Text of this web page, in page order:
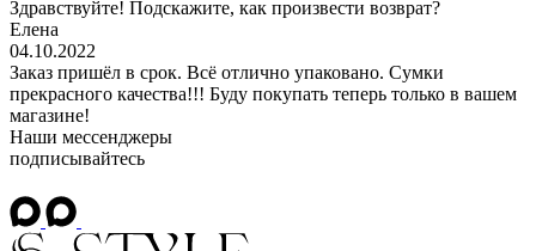
Здравствуйте! Подскажите, как произвести возврат?
Елена
04.10.2022
Заказ пришёл в срок. Всё отлично упаковано. Сумки
прекрасного качества!!! Буду покупать теперь только в вашем
магазине!
Наши мессенджеры
подписывайтесь